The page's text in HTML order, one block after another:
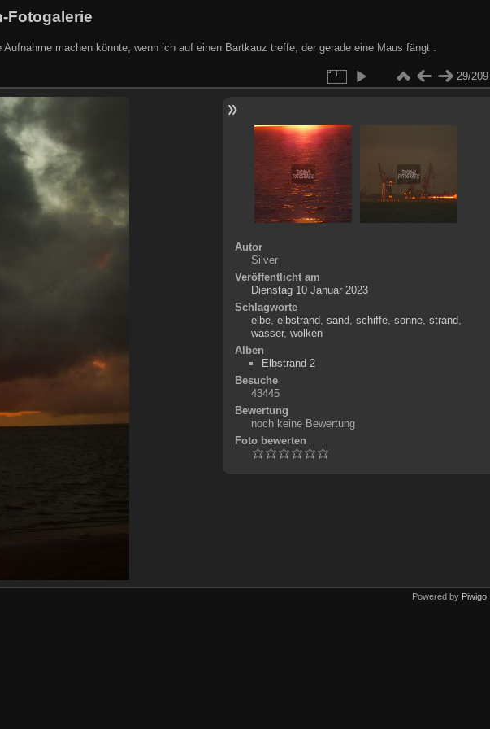
Fotogalerie
machen könnte, wenn ich auf einen Bartkauz treffe, der gerade eine Maus fängt .
29/209
Autor
Silver
Veröffentlicht am
Dienstag 10 Januar 2023
Schlagworte
elbe, elbstrand, sand, schiffe, sonne, strand,
wasser, wolken
Alben
Elbstrand 2
Besuche
43445
Bewertung
noch keine Bewertung
Foto bewerten
Powered by Piwigo